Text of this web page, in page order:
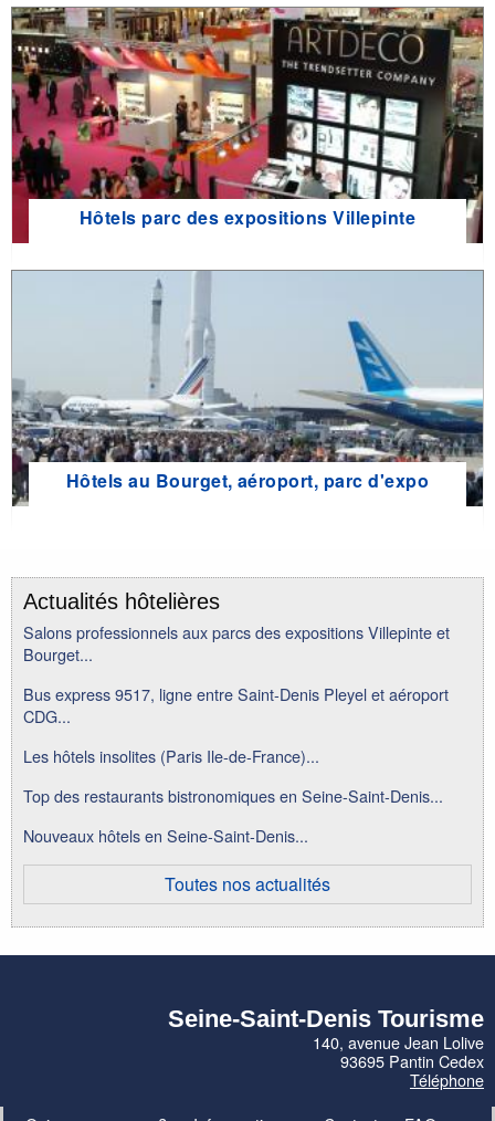
Hôtels parc des expositions Villepinte
Hôtels au Bourget, aéroport, parc d'expo
Actualités hôtelières
Salons professionnels aux parcs des expositions Villepinte et
Bourget...
Bus express 9517, ligne entre Saint-Denis Pleyel et aéroport
CDG...
Les hôtels insolites (Paris Ile-de-France)...
Top des restaurants bistronomiques en Seine-Saint-Denis...
Nouveaux hôtels en Seine-Saint-Denis...
Toutes nos actualités
Seine-Saint-Denis Tourisme
140, avenue Jean Lolive
93695 Pantin Cedex
Téléphone